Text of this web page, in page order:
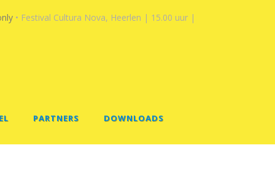
• Festival Cultura Nova, Heerlen | 15.00 uur |
PARTNERS DOWNLOADS